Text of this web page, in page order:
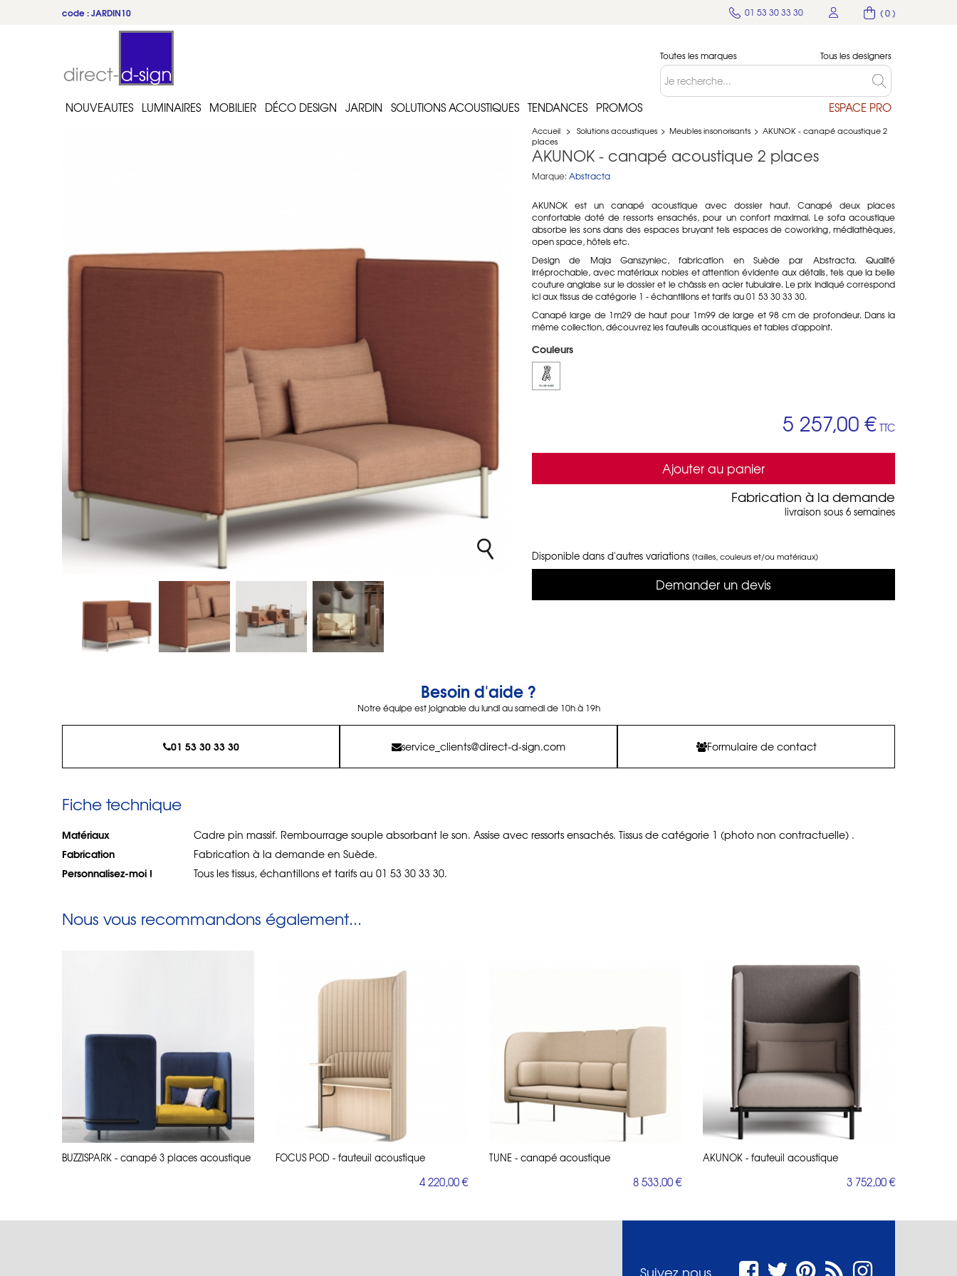
( 0 )
01 53 30 33 30
code : JARDIN10
du 22 au 31 juillet
Toutes les marques Tous les designers
NOUVEAUTES LUMINAIRES MOBILIER DÉCO DESIGN JARDIN SOLUTIONS ACOUSTIQUES TENDANCES PROMOS ESPACE PRO
Accueil > Solutions acoustiques > Meubles insonorisants > AKUNOK - canapé acoustique 2
places
AKUNOK - canapé acoustique 2 places
Marque: Abstracta
AKUNOK est un canapé acoustique avec dossier haut. Canapé deux places
confortable doté de ressorts ensachés, pour un confort maximal. Le sofa acoustique
absorbe les sons dans des espaces bruyant tels espaces de coworking, médiathèques,
open space, hôtels etc.
Design de Maja Ganszyniec, fabrication en Suède par Abstracta. Qualité
irréprochable, avec matériaux nobles et attention évidente aux détails, tels que la belle
couture anglaise sur le dossier et le châssis en acier tubulaire. Le prix indiqué correspond
ici aux tissus de catégorie 1 - échantillons et tarifs au 01 53 30 33 30.
Canapé large de 1m29 de haut pour 1m99 de large et 98 cm de profondeur. Dans la
même collection, découvrez les fauteuils acoustiques et tables d'appoint.
Couleurs
5 257,00 € TTC
Ajouter au panier
Fabrication à la demande
livraison sous 6 semaines
Disponible dans d'autres variations (tailles, couleurs et/ou matériaux)
Demander un devis
Besoin d'aide ?
Notre équipe est joignable du lundi au samedi de 10h à 19h
01 53 30 33 30 service_clients@direct-d-sign.com Formulaire de contact
Fiche technique
Matériaux Cadre pin massif. Rembourrage souple absorbant le son. Assise avec ressorts ensachés. Tissus de catégorie 1 (photo non contractuelle) .
Fabrication Fabrication à la demande en Suède.
Personnalisez-moi ! Tous les tissus, échantillons et tarifs au 01 53 30 33 30.
Nous vous recommandons également...
BUZZISPARK - canapé 3 places acoustique FOCUS POD - fauteuil acoustique
4 220,00 €
TUNE - canapé acoustique
8 533,00 €
AKUNOK - fauteuil acoustique
3 752,00 €
Suivez nous